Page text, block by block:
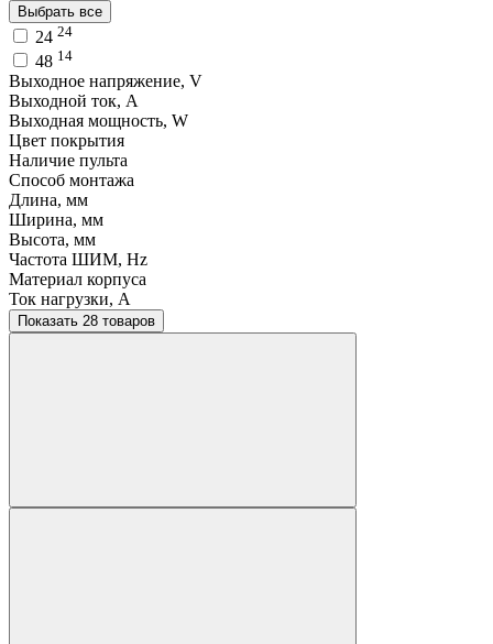
Выбрать все
24 24
48 14
Выходное напряжение, V
Выходной ток, A
Выходная мощность, W
Цвет покрытия
Наличие пульта
Способ монтажа
Длина, мм
Ширина, мм
Высота, мм
Частота ШИМ, Hz
Материал корпуса
Ток нагрузки, A
Показать 28 товаров